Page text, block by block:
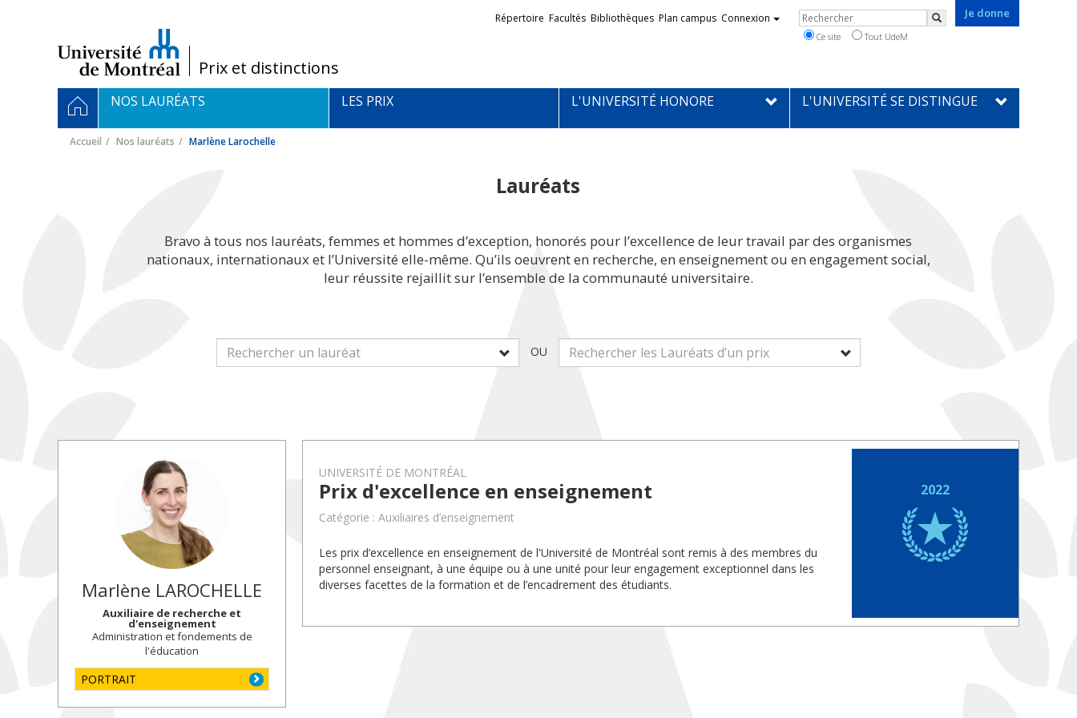
/Prix et distinctions
Je donne
Liens
externes
Répertoire Facultés Bibliothèques Plan campus Connexion Rechercher
Rechercher
Ce site Tout UdeM
Navigation
principale
ACCUEIL
NOS LAURÉATS LES PRIX L'UNIVERSITÉ HONORE L'UNIVERSITÉ SE DISTINGUE
Accueil Nos lauréats Marlène Larochelle
Lauréats
Bravo à tous nos lauréats, femmes et hommes d’exception, honorés pour l’excellence de leur travail par des organismes
nationaux, internationaux et l’Université elle-même. Qu’ils oeuvrent en recherche, en enseignement ou en engagement social,
leur réussite rejaillit sur l’ensemble de la communauté universitaire.
OU
Marlène LAROCHELLE
Auxiliaire de recherche et
d'enseignement
Administration et fondements de
l'éducation
PORTRAIT
UNIVERSITÉ DE MONTRÉAL
Prix d'excellence en enseignement
Catégorie : Auxiliaires d’enseignement
Les prix d’excellence en enseignement de l'Université de Montréal sont remis à des membres du
personnel enseignant, à une équipe ou à une unité pour leur engagement exceptionnel dans les
diverses facettes de la formation et de l’encadrement des étudiants.
2022